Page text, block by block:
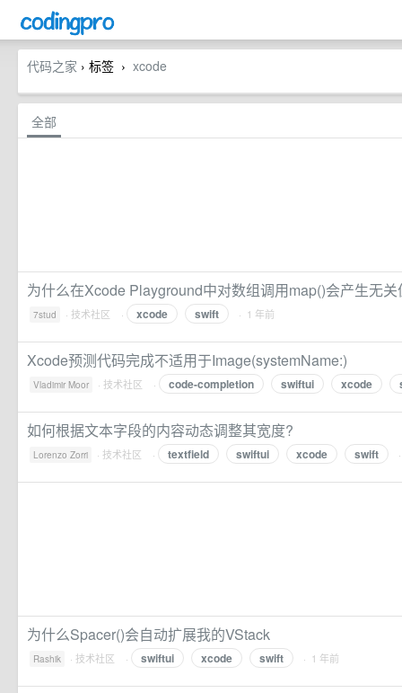
代码之家 › 标签 › xcode
全部
为什么在Xcode Playground中对数组调用map()会产生无关
7stud · 技术社区 · xcode swift · 1 年前
Xcode预测代码完成不适用于Image(systemName:)
Vladimir Moor · 技术社区 · code-completion swiftui xcode
如何根据文本字段的内容动态调整其宽度?
Lorenzo Zorri · 技术社区 · textfield swiftui xcode swift
为什么Spacer()会自动扩展我的VStack
Rashik · 技术社区 · swiftui xcode swift · 1 年前